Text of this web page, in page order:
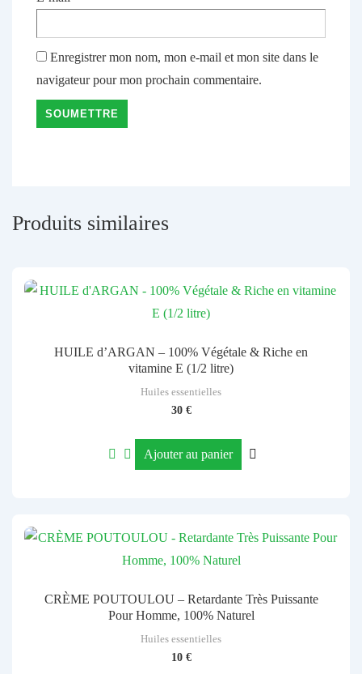
Enregistrer mon nom, mon e-mail et mon site dans le
navigateur pour mon prochain commentaire.
Produits similaires
HUILE d’ARGAN – 100% Végétale & Riche en
vitamine E (1/2 litre)
Huiles essentielles
30 €
Ajouter au panier
CRÈME POUTOULOU – Retardante Très Puissante
Pour Homme, 100% Naturel
Huiles essentielles
10 €